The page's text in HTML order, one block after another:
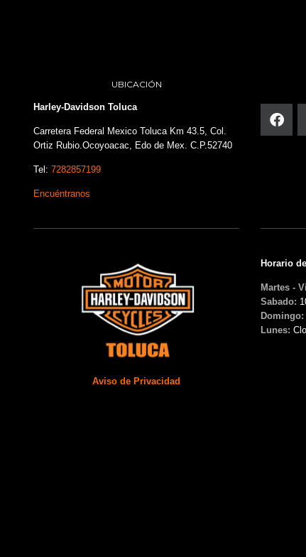
UBICACIÓN
Harley-Davidson Toluca
Carretera Federal Mexico Toluca Km 43.5, Col.
Ortiz Rubio.Ocoyoacac, Edo de Mex. C.P.52740
Tel: 7282857199
Encuéntranos
Aviso de Privacidad
Horario
Martes -
Sabado:
Domingo:
Lunes: